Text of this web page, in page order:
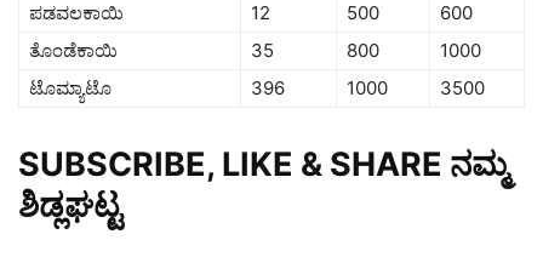
ಪಡವಲಕಾಯಿ
12 500
600
ತೊಂಡೆಕಾಯಿ
35 800
1000
ಟೊಮ್ಯಾಟೊ
396 1000 3500
SUBSCRIBE, LIKE & SHARE ನಮ್ಮ
ಶಿಡ್ಲಘಟ್ಟ